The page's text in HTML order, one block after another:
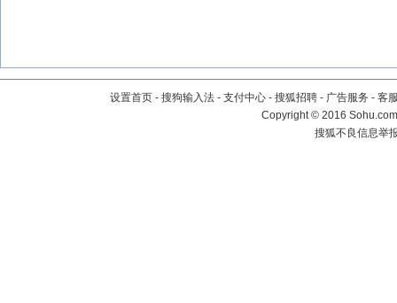
设置首页 - 搜狗输入法 - 支付中心 - 搜狐招聘 - 广告服务 - 客
Copyright©2016
搜狐不良信息举